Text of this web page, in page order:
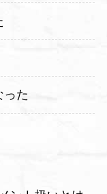
った